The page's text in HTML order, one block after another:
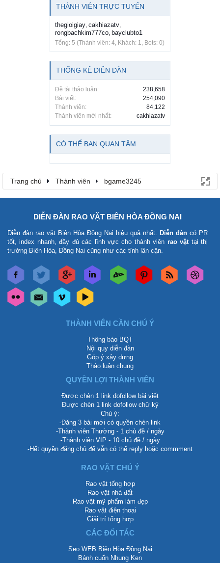
THÀNH VIÊN TRỰC TUYẾN
thegioigiay, cakhiazatv,
rongbachkim777co, bayclubto1
Tổng: 5 (Thành viên: 4, Khách: 1, Bots: 0)
THỐNG KÊ DIỄN ĐÀN
Đề tài thảo luận:
238,658
Bài viết:
254,090
Thành viên:
84,122
Thành viên mới nhất:
cakhiazatv
CÓ THỂ BẠN QUAN TÂM
Trang chủ Thành viên bgame3245
DIỄN ĐÀN RAO VẶT BIÊN HÒA ĐỒNG NAI
Diễn đàn rao vặt Biên Hòa Đồng Nai hiệu quả nhất. Diễn đàn có PR
tốt, index nhanh, đầy đủ các lĩnh vực cho thành viên rao vặttại thị
trường Biên Hòa, Đồng Nai cũng như các tỉnh lân cận.
THÀNH VIÊN CẦN CHÚ Ý
Thông báo BQT
Nội quy diễn đàn
Góp ý xây dựng
Thảo luận chung
QUYỀN LỢI THÀNH VIÊN
Được chèn 1 link dofollow bài viết
Được chèn 1 link dofollow chữ ký
Chú ý:
-Đăng 3 bài mới có quyền chèn link
-Thành viên Thường - 1 chủ đề / ngày
-Thành viên VIP - 10 chủ đề / ngày
-Hết quyền đăng chủ để vẫn có thể reply hoặc commment
RAO VẶT CHÚ Ý
Rao vặt tổng hợp
Rao vặt nhà đất
Rao vặt mỹ phẩm làm đẹp
Rao vặt điện thoại
Giải trí tổng hợp
CÁC ĐỐI TÁC
Seo WEB Biên Hòa Đồng Nai
Bánh cuốn Nhung Ken